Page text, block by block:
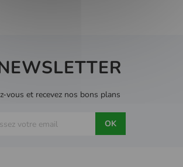
vous et recevez nos bons plans
OK